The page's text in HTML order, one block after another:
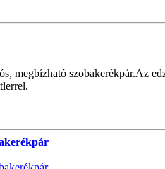
megbízható szobakerékpár.Az